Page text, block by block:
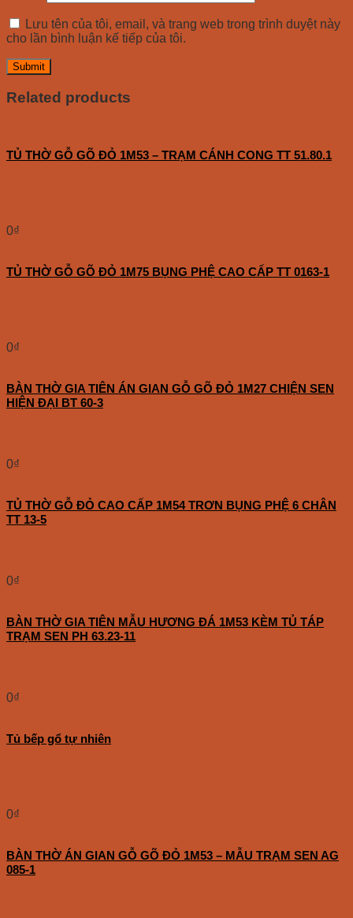
Lưu tên của tôi, email, và trang web trong trình duyệt này
cho lần bình luận kế tiếp của tôi.
Related products
TỦ THỜ GỖ GÕ ĐỎ 1M53 – TRẠM CÁNH CONG TT 51.80.1
0₫
TỦ THỜ GỖ GÕ ĐỎ 1M75 BỤNG PHỆ CAO CẤP TT 0163-1
0₫
BÀN THỜ GIA TIÊN ÁN GIAN GỖ GÕ ĐỎ 1M27 CHIỆN SEN
HIỆN ĐẠI BT 60-3
0₫
TỦ THỜ GỖ ĐỎ CAO CẤP 1M54 TRƠN BỤNG PHỆ 6 CHÂN
TT 13-5
0₫
BÀN THỜ GIA TIÊN MẪU HƯƠNG ĐÁ 1M53 KÈM TỦ TÁP
TRẠM SEN PH 63.23-11
0₫
Tủ bếp gổ tự nhiên
0₫
BÀN THỜ ÁN GIAN GỖ GÕ ĐỎ 1M53 – MẪU TRẠM SEN AG
085-1